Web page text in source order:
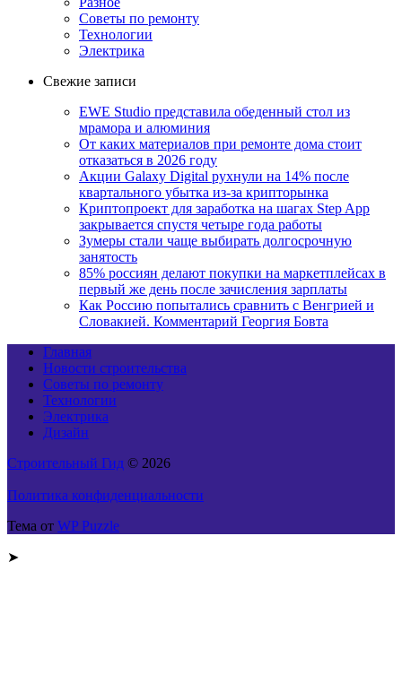
Советы по ремонту
Технологии
Электрика
Свежие записи
EWE Studio представила обеденный стол из
мрамора и алюминия
От каких материалов при ремонте дома стоит
отказаться в 2026 году
Акции Galaxy Digital рухнули на 14% после
квартального убытка из-за крипторынка
Криптопроект для заработка на шагах Step App
закрывается спустя четыре года работы
Зумеры стали чаще выбирать долгосрочную
занятость
85% россиян делают покупки на маркетплейсах в
первый же день после зачисления зарплаты
Как Россию попытались сравнить с Венгрией и
Словакией. Комментарий Георгия Бовта
Главная
Новости строительства
Советы по ремонту
Технологии
Электрика
Дизайн
Строительный Гид © 2026
Политика конфиденциальности
Тема от WP Puzzle
➤